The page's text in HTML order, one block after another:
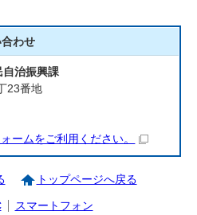
わせ
治振興課
23番地
ームをご利用ください。
トップページへ戻る
スマートフォン